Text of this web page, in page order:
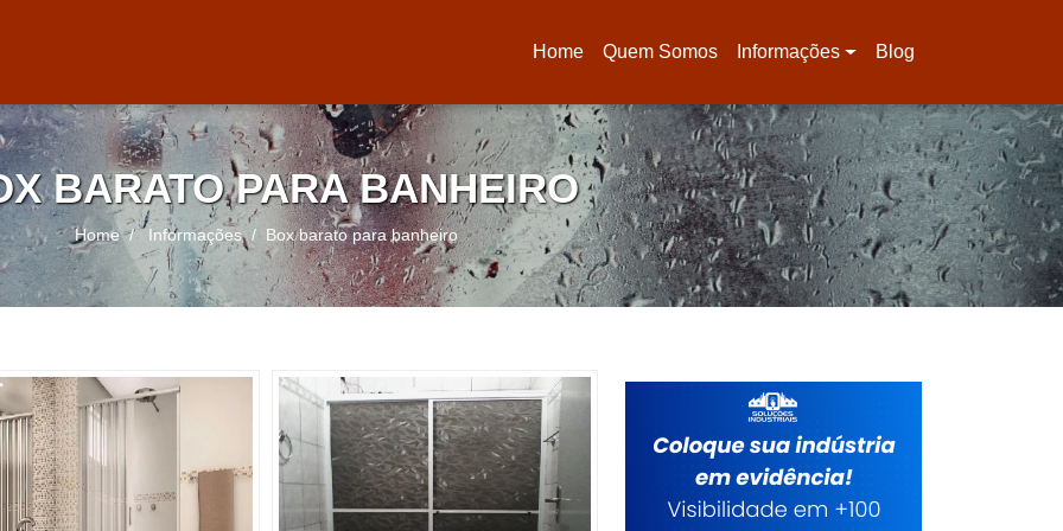
Home
(current)
Quem Somos Informações Blog
BARATO PARA BANHEIRO
Home Informações Box barato para banheiro